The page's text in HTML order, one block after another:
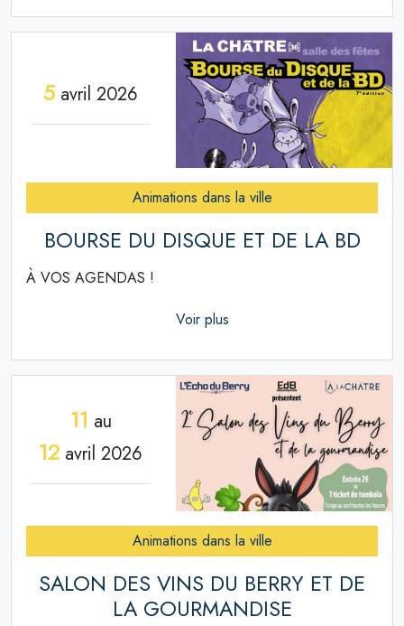
5 avril 2026
Animations dans la ville
BOURSE DU DISQUE ET DE LA BD
À VOS AGENDAS !
Voir plus
11 au
12 avril 2026
Animations dans la ville
SALON DES VINS DU BERRY ET DE
LA GOURMANDISE